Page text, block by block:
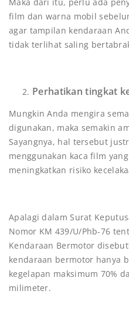
film dan warna mobil
agar tampilan kendaraan
tidak terlihat saling
Perhatikan tingkat
Mungkin Anda mengira
digunakan, maka semakin
Sayangnya, hal tersebut
menggunakan kaca film
meningkatkan risiko
Apalagi dalam Surat
Nomor KM 439/U/Phb-76
Kendaraan Bermotor
kendaraan bermotor hanya
kegelapan maksimum 70%
milimeter.